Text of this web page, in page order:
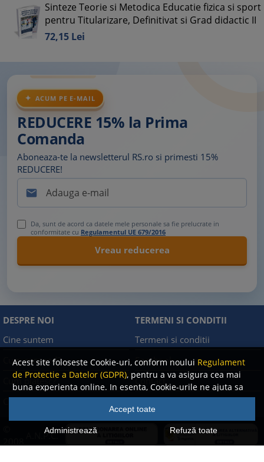
Acest site foloseste Cookie-uri, conform noului Regulament
de Protectie a Datelor (GDPR), pentru a va asigura cea mai
buna experienta online. In esenta, Cookie-urile ne ajuta sa
imbunatatim continutul de pe site, oferindu-va dvs.,
cititorul, o experienta online personalizata si mult mai
rapida. Ele sunt folosite doar de site-ul nostru si partenerii
nostri de incredere. Click
pentru detalii despre politica
de Cookie-uri.
Accept toate
Administrează Refuză toate
Sinteze Teorie si Metodica Educatie fizica si sport
pentru Titularizare, Definitivat si Grad didactic II
72,15 Lei
ACUM PE E-MAIL
REDUCERE 15% la Prima
Comanda
Aboneaza-te la newsletterul RS.ro si primesti 15%
REDUCERE!

Da, sunt de acord ca datele mele personale sa fie prelucrate in
conformitate cu Regulamentul UE 679/2016
DESPRE NOI
Cine suntem
Cum comand?
Cum platesc?
TERMENI SI CONDITII
Termeni si conditii
Facebook
Contact
A.N.P.C.